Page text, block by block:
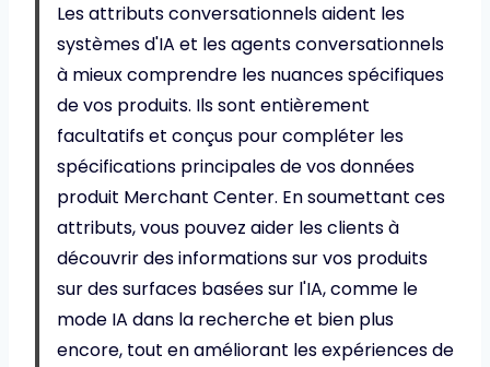
Les attributs conversationnels aident les
systèmes d'IA et les agents conversationnels
à mieux comprendre les nuances spécifiques
de vos produits. Ils sont entièrement
facultatifs et conçus pour compléter les
spécifications principales de vos données
produit Merchant Center. En soumettant ces
attributs, vous pouvez aider les clients à
découvrir des informations sur vos produits
sur des surfaces basées sur l'IA, comme le
mode IA dans la recherche et bien plus
encore, tout en améliorant les expériences de